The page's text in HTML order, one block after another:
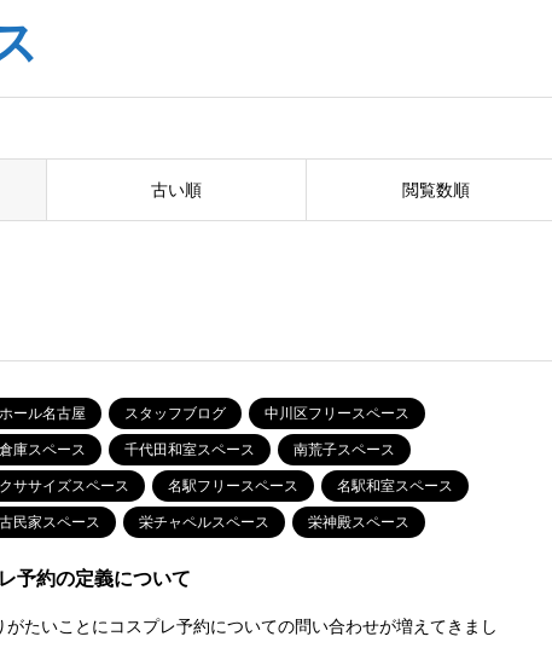
古い順 閲覧数順
ール名古屋 スタッフブログ 中川区フリースペース
庫スペース 千代田和室スペース 南荒子スペース
ササイズスペース 名駅フリースペース 名駅和室スペース
民家スペース 栄チャペルスペース 栄神殿スペース
予約の定義について
がたいことにコスプレ予約についての問い合わせが増えてきまし